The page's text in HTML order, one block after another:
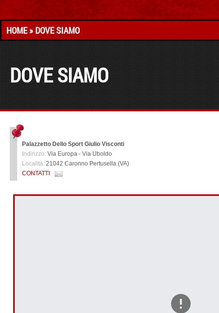
HOME» DOVE SIAMO
DOVE SIAMO
Palazzetto Dello Sport Giulio Visconti
Indirizzo: Via Europa - Via Uboldo
Località: 21042 Caronno Pertusella (VA)
CONTATTI